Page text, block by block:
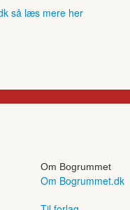
så læs mere her
Om Bogrummet
Om Bogrummet.dk